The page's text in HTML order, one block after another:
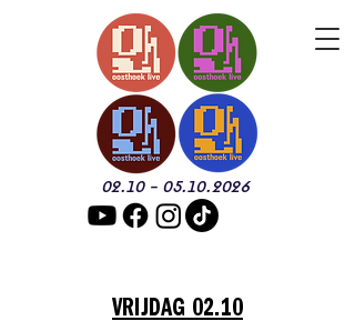
02.10 - 05.10.2026
VRIJDAG 02.10